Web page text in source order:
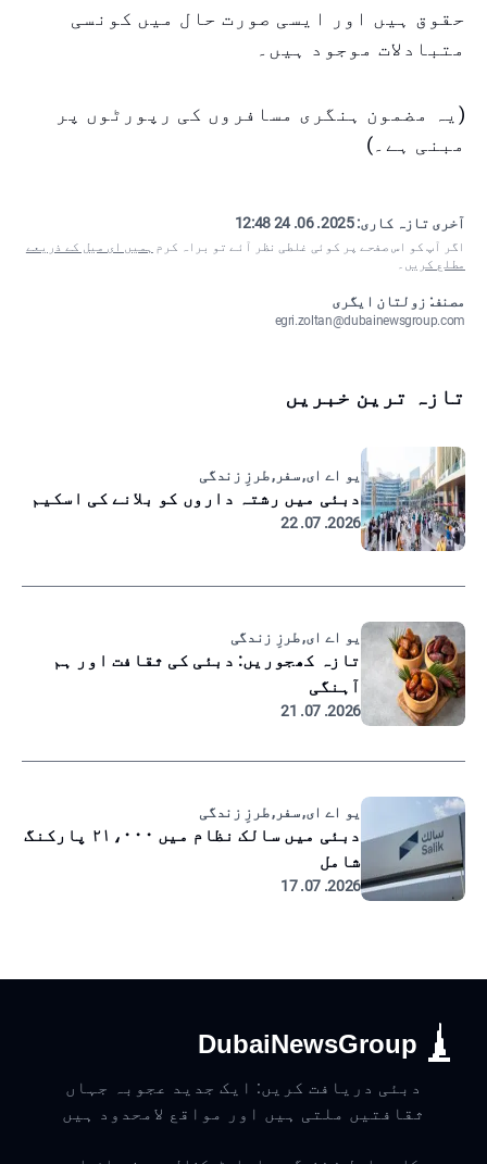
حقوق ہیں اور ایسی صورت حال میں کونسی
متبادلات موجود ہیں۔
(یہ مضمون ہنگری مسافروں کی رپورٹوں پر
مبنی ہے۔)
آخری تازہ کاری:2025. 06. 24 12:48
اگر آپ کو اس صفحے پر کوئی غلطی نظر آئے تو براہ کرم ہمیں ای میل کے ذریعے
مطلع کریں ۔
مصنف: زولتان ایگری
egri.zoltan@dubainewsgroup.com
تازہ ترین خبریں
یو اے ای, سفر, طرزِ زندگی
دبئی میں رشتہ داروں کو بلانے کی اسکیم
2026. 07. 22
یو اے ای, طرزِ زندگی
تازہ کھجوریں: دبئی کی ثقافت اور ہم
آہنگی
2026. 07. 21
یو اے ای, سفر, طرزِ زندگی
دبئی میں سالک نظام میں ۲۱،۰۰۰ پارکنگ
شامل
2026. 07. 17
DubaiNewsGroup
دبئی دریافت کریں: ایک جدید عجوبہ جہاں
ثقافتیں ملتی ہیں اور مواقع لامحدود ہیں